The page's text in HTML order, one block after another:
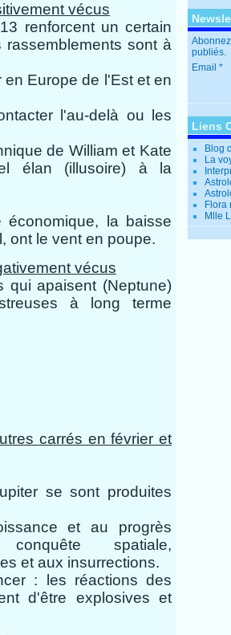
vécus
renforcent un certain
sont à
Europe de l'Est et en
l'au-delà ou les
de William et Kate
élan (illusoire) à la
économique, la baisse
ont le vent en poupe.
vécus
qui apaisent (Neptune)
à long terme
carrés en février et
se sont produites
et au progrès
spatiale,
et aux insurrections.
: les réactions des
d'être explosives et
publiés.
Email
Liens
Blog
La
Flora
Mlle